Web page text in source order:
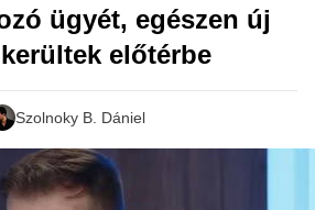
ügyét, egészen új
előtérbe
Szolnoky B. Dániel